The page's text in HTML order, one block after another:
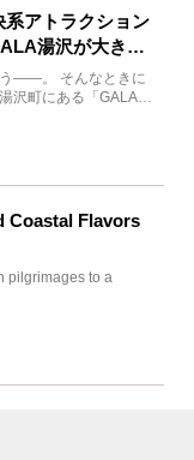
系アトラクション
湯沢が大きく
――。 そんなときに
沢町にある「GALA湯
Coastal Flavors
pilgrimages to a